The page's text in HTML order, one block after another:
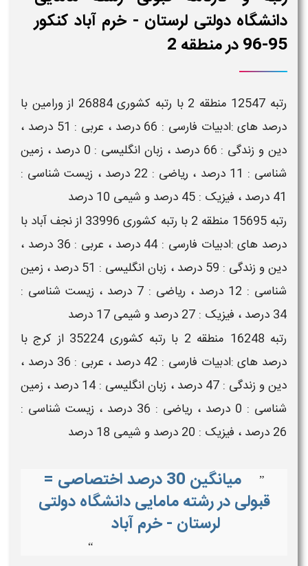
دانشگاه دولتی لرستان - خرم آباد کنکور
95-96 در منطقه 2
رتبه 12547 منطقه 2 با رتبه کشوری 26884 از ورامین با
درصد های :ادبیات فارسی : 66 درصد ، عربی : 51 درصد ،
دین و زندگی : 66 درصد ، زبان انگلیسی : 0 درصد ، زمین
شناسی : 11 درصد ، ریاضی : 22 درصد ، زیست شناسی :
41 درصد ، فیزیک : 45 درصد و شیمی 10 درصد
رتبه 15695 منطقه 2 با رتبه کشوری 33996 از نجف آباد با
درصد های :ادبیات فارسی : 44 درصد ، عربی : 36 درصد ،
دین و زندگی : 59 درصد ، زبان انگلیسی : 51 درصد ، زمین
شناسی : 12 درصد ، ریاضی : 7 درصد ، زیست شناسی :
34 درصد ، فیزیک : 27 درصد و شیمی 17 درصد
رتبه 16248 منطقه 2 با رتبه کشوری 35224 از کرج با
درصد های :ادبیات فارسی : 42 درصد ، عربی : 36 درصد ،
دین و زندگی : 47 درصد ، زبان انگلیسی : 14 درصد ، زمین
شناسی : 0 درصد ، ریاضی : 36 درصد ، زیست شناسی :
26 درصد ، فیزیک : 20 درصد و شیمی 18 درصد
”
میانگین 30 درصد اختصاصی =
قبولی در رشته مامایی دانشگاه دولتی
لرستان - خرم آباد
“